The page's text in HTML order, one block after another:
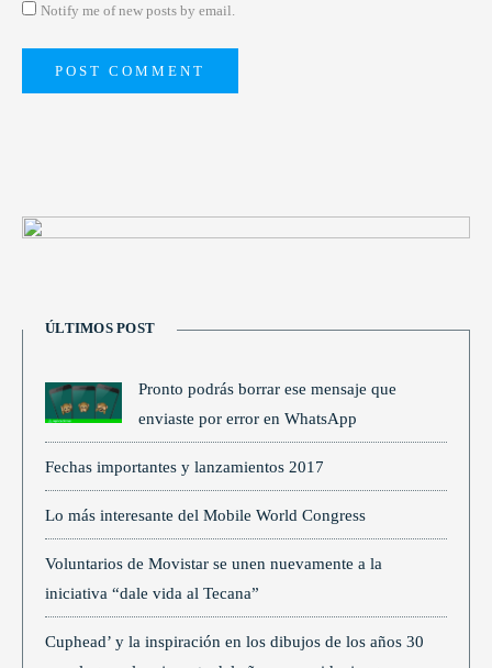
Notify me of new posts by email.
ÚLTIMOS POST
Pronto podrás borrar ese mensaje que
enviaste por error en WhatsApp
Fechas importantes y lanzamientos 2017
Lo más interesante del Mobile World Congress
Voluntarios de Movistar se unen nuevamente a la
iniciativa “dale vida al Tecana”
Cuphead’ y la inspiración en los dibujos de los años 30